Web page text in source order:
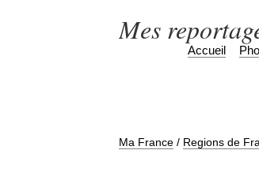
Mes
Ma France / Regions de
Accueil